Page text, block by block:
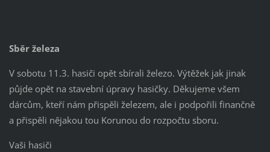
Sběr železa
V sobotu 11.3. hasiči opět sbírali železo. Výtěžek jak jinak
půjde opět na stavební úpravy hasičky. Děkujeme všem
dárcům, kteří nám přispěli železem, ale i podpořili finančně
a přispěli nějakou tou Korunou do rozpočtu sboru.
Vaši hasiči